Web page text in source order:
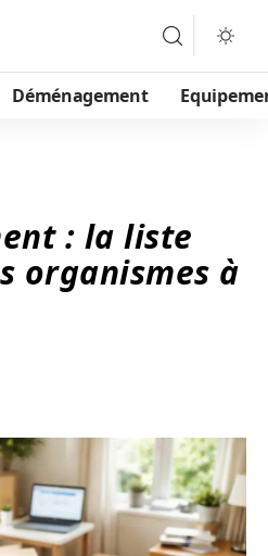
Déménagement
: la liste
organismes à